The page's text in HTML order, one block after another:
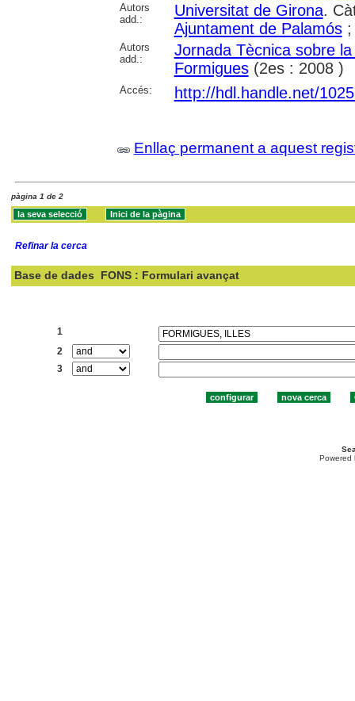
Autors
add.:
Universitat de Girona.
Ajuntament de Palamós
Autors
add.:
Jornada Tècnica sobre
Formigues(2es : 2008 )
Accés: http://hdl.handle.net/
Enllaç permanent a aquest
pàgina 1 de 2
Refinar la cerca
Base de dades FONS : Formulari avançat
1
2
3